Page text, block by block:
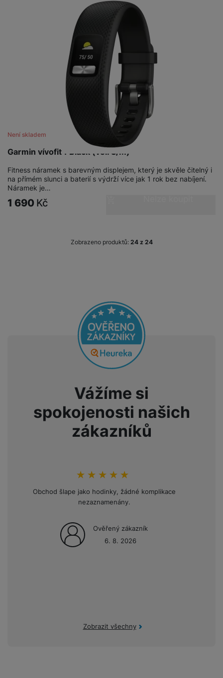
Garmin vívofit4 Black (vel. S/M)
Není skladem
Fitness náramek s barevným displejem, který je skvěle čitelný i
na přímém slunci a baterií s výdrží více jak 1 rok bez nabíjení.
Náramek je…
1 690 Kč
Zobrazeno produktů: z 24
Vážíme si
spokojenosti našich
zákazníků
hodnoceni_zakazniku
100 %
Obchod šlape jako hodinky, žádné komplikace
nezaznamenány.
Ověřený zákazník
6. 8. 2026
Zobrazit všechny